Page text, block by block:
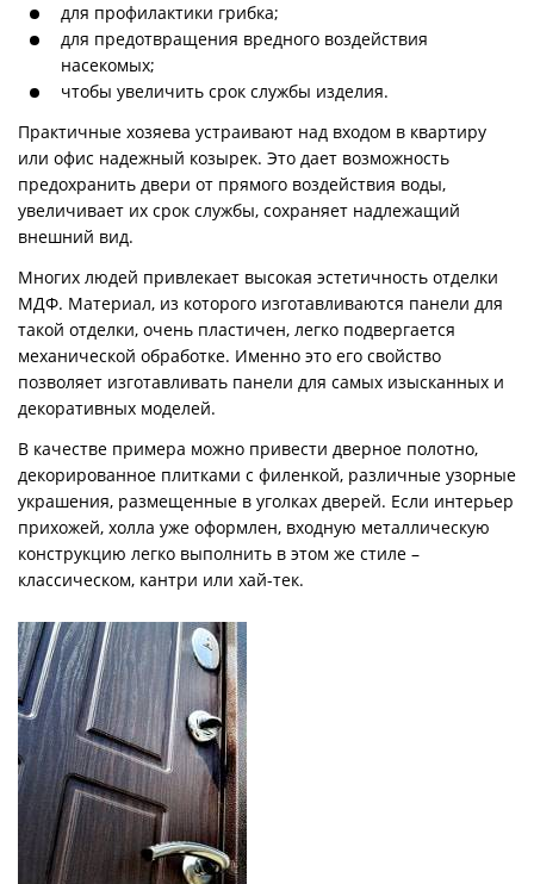
для профилактики грибка;
для предотвращения вредного воздействия
насекомых;
чтобы увеличить срок службы изделия.
Практичные хозяева устраивают над входом в квартиру
или офис надежный козырек. Это дает возможность
предохранить двери от прямого воздействия воды,
увеличивает их срок службы, сохраняет надлежащий
внешний вид.
Многих людей привлекает высокая эстетичность отделки
МДФ. Материал, из которого изготавливаются панели для
такой отделки, очень пластичен, легко подвергается
механической обработке. Именно это его свойство
позволяет изготавливать панели для самых изысканных и
декоративных моделей.
В качестве примера можно привести дверное полотно,
декорированное плитками с филенкой, различные узорные
украшения, размещенные в уголках дверей. Если интерьер
прихожей, холла уже оформлен, входную металлическую
конструкцию легко выполнить в этом же стиле –
классическом, кантри или хай-тек.